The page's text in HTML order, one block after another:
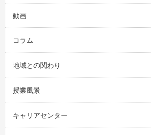
動画
コラム
地域との関わり
授業風景
キャリアセンター